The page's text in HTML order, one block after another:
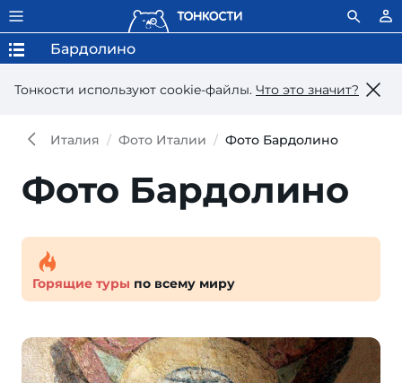
Тонкости используют сookie-файлы. Что это значит?
Бардолино
Италия Фото Италии Фото Бардолино
Фото Бардолино
Горящие туры по всему миру